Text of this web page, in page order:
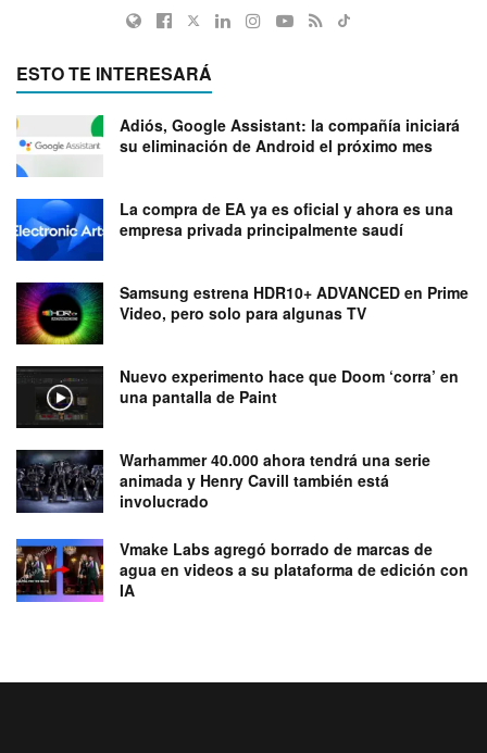
ESTO TE INTERESARÁ
Adiós, Google Assistant: la compañía iniciará
su eliminación de Android el próximo mes
La compra de EA ya es oficial y ahora es una
empresa privada principalmente saudí
Samsung estrena HDR10+ ADVANCED en Prime
Video, pero solo para algunas TV
Nuevo experimento hace que Doom ‘corra’ en
una pantalla de Paint
Warhammer 40.000 ahora tendrá una serie
animada y Henry Cavill también está
involucrado
Vmake Labs agregó borrado de marcas de
agua en videos a su plataforma de edición con
IA